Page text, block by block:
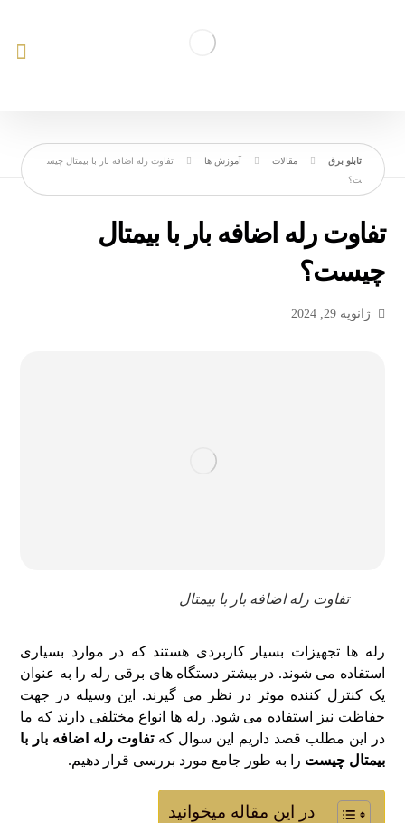
مقالات آموزش ها
تفاوت رله اضافه بار با بیمتال چیس
ت؟
تفاوت رله اضافه بار با بیمتال
چیست؟
ژانویه 29, 2024
تفاوت رله اضافه بار با بیمتال
رله ها تجهیزات بسیار کاربردی هستند که در موارد بسیاری
استفاده می شوند. در بیشتر دستگاه های برقی رله را به عنوان
یک کنترل کننده موثر در نظر می گیرند. این وسیله در جهت
حفاظت نیز استفاده می شود. رله ها انواع مختلفی دارند که ما
در این مطلب قصد داریم این سوال کهتفاوت رله اضافه بار با
بیمتال چیست را به طور جامع مورد بررسی قرار دهیم.
در این مقاله میخوانید